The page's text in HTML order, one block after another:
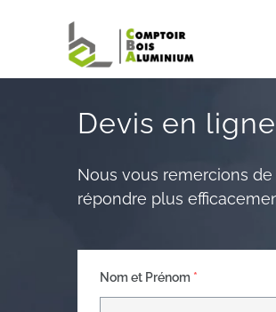
contenu
Devis en
Nous vous remercions
répondre plus
Nom et Prénom *